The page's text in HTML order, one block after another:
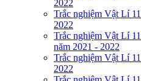
2022
Trắc nghiệm Vật Lí
2022
Trắc nghiệm Vật Lí
năm 2021 - 2022
Trắc nghiệm Vật Lí
2022